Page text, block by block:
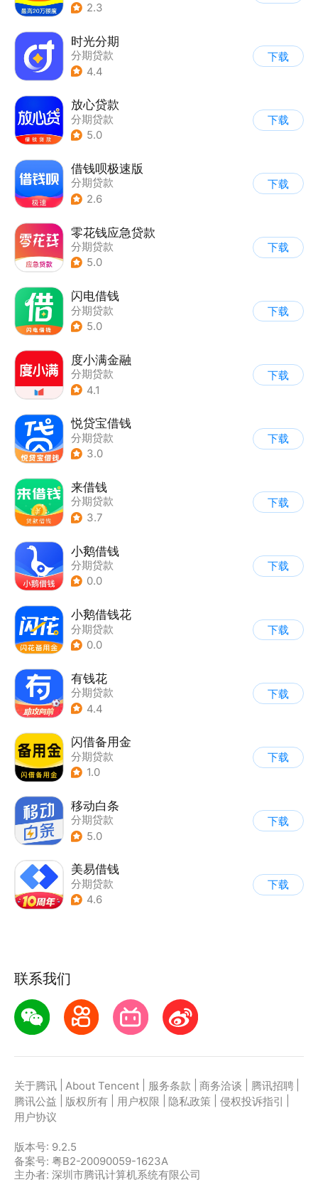
2.3
时光分期
分期贷款
4.4
下载
放心贷款
分期贷款
5.0
下载
借钱呗极速版
分期贷款
2.6
下载
零花钱应急贷款
分期贷款
5.0
下载
闪电借钱
分期贷款
5.0
下载
度小满金融
分期贷款
4.1
下载
悦贷宝借钱
分期贷款
3.0
下载
来借钱
分期贷款
3.7
下载
小鹅借钱
分期贷款
0.0
下载
小鹅借钱花
分期贷款
0.0
下载
有钱花
分期贷款
4.4
下载
闪借备用金
分期贷款
1.0
下载
移动白条
分期贷款
5.0
下载
美易借钱
分期贷款
4.6
下载
联系我们
关于腾讯 About Tencent 服务条款 商务洽谈 腾讯招聘
腾讯公益
版权所有 用户权限 隐私政策 侵权投诉指引
用户协议
版本号: 9.2.5
备案号: 粤B2-20090059-1623A
主办者: 深圳市腾讯计算机系统有限公司